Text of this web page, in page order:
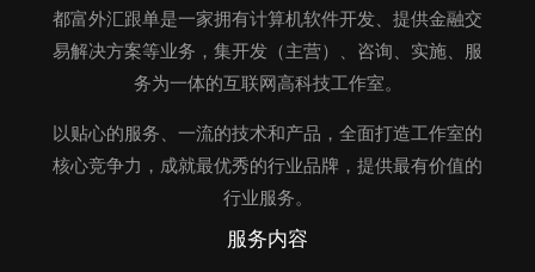
都富外汇跟单是一家拥有计算机软件开发、提供金融交
易解决方案等业务，集开发（主营）、咨询、实施、服
务为一体的互联网高科技工作室。
以贴心的服务、一流的技术和产品，全面打造工作室的
核心竞争力，成就最优秀的行业品牌，提供最有价值的
行业服务。
服务内容